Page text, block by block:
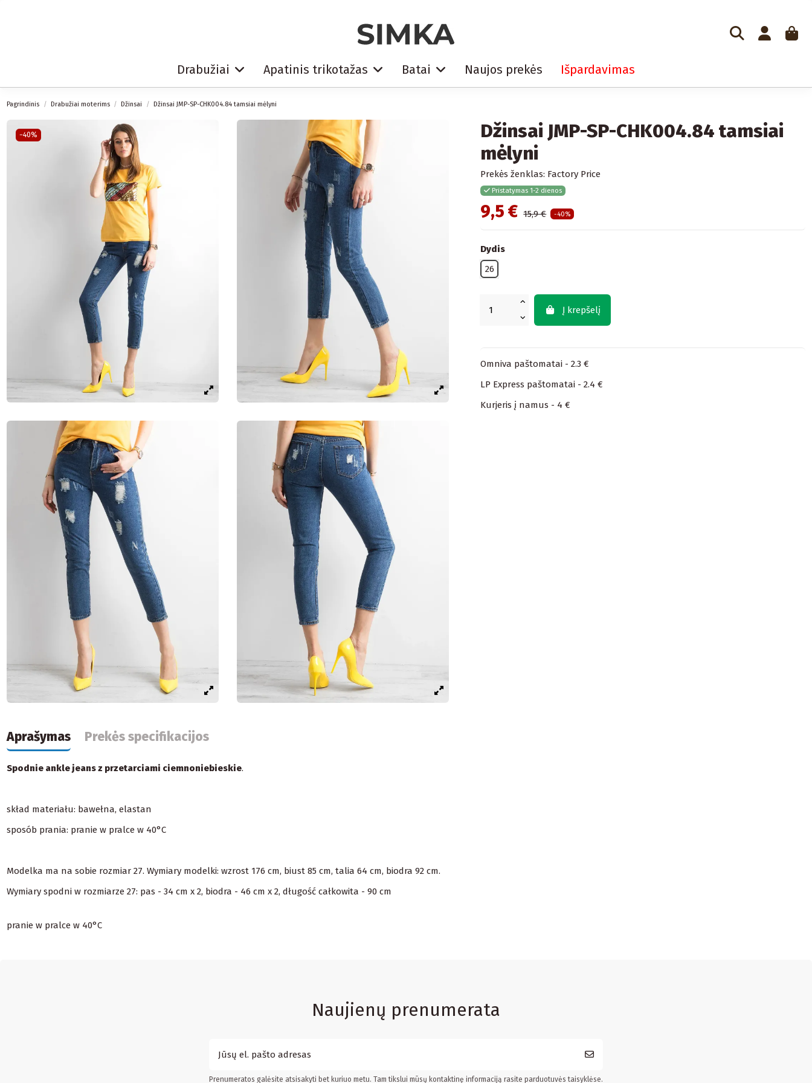
Drabužiai Apatinis trikotažas Batai Naujos prekės Išpardavimas
Pagrindinis Drabužiai moterims Džinsai Džinsai JMP-SP-CHK004.84 tamsiai mėlyni
−40%
Džinsai JMP-SP-CHK004.84 tamsiai
mėlyni
Prekės ženklas: Factory Price
Pristatymas 1-2 dienos
9,5 € 15,9 € -40%
Dydis
26
Į krepšelį
Omniva paštomatai - 2.3 €
LP Express paštomatai - 2.4 €
Kurjeris į namus - 4 €
Aprašymas Prekės specifikacijos
Spodnie ankle jeans z przetarciami ciemnoniebieskie.
skład materiału: bawełna, elastan
sposób prania: pranie w pralce w 40°C
Modelka ma na sobie rozmiar 27. Wymiary modelki: wzrost 176 cm, biust 85 cm, talia 64 cm, biodra 92 cm.
Wymiary spodni w rozmiarze 27: pas - 34 cm x 2, biodra - 46 cm x 2, długość całkowita - 90 cm
pranie w pralce w 40°C
Naujienų prenumerata
Prenumeratos galėsite atsisakyti bet kuriuo metu. Tam tikslui mūsų kontaktinę informaciją rasite parduotuvės taisyklėse.